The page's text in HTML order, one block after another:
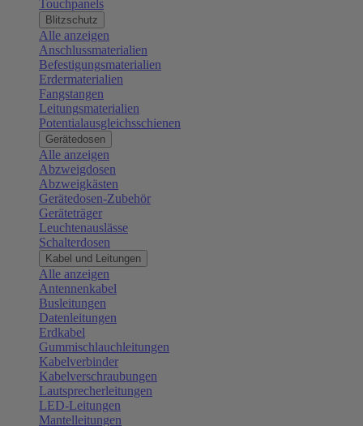
Touchpanels
Blitzschutz
Alle anzeigen
Anschlussmaterialien
Befestigungsmaterialien
Erdermaterialien
Fangstangen
Leitungsmaterialien
Potentialausgleichsschienen
Gerätedosen
Alle anzeigen
Abzweigdosen
Abzweigkästen
Gerätedosen-Zubehör
Geräteträger
Leuchtenauslässe
Schalterdosen
Kabel und Leitungen
Alle anzeigen
Antennenkabel
Busleitungen
Datenleitungen
Erdkabel
Gummischlauchleitungen
Kabelverbinder
Kabelverschraubungen
Lautsprecherleitungen
LED-Leitungen
Mantelleitungen